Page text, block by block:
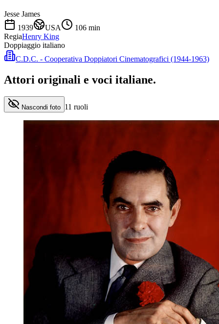
Jesse James
1939
USA 106 min
RegiaHenry King
Doppiaggio italiano
C.D.C. - Cooperativa Doppiatori Cinematografici (1944-1963)
Attori originali e voci italiane.
Nascondi foto 11 ruoli